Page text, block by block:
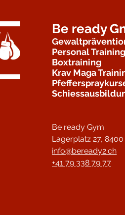
Be ready
Personal Training
Boxtraining
Krav Maga
Be ready Gym
Lagerplatz 27,
info@beready2.ch
+41 79 338 79 77